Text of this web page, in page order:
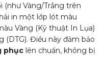
(như Vàng/Trắng trên
in một lớp lót màu
Vàng (Kỹ thuật In Lụa)
(DTG). Điều này đảm bảo
phục lên chuẩn, không bị